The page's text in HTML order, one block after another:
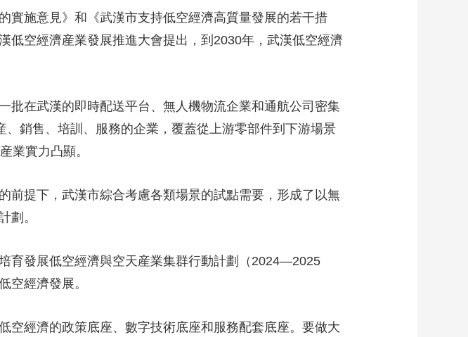
實施意見》和《武漢市支持低空經濟高質量發展的若干措
低空經濟産業發展推進大會提出，到2030年，武漢低空經濟
批在武漢的即時配送平台、無人機物流企業和通航公司密集
銷售、培訓、服務的企業，覆蓋從上游零部件到下游場景
業實力凸顯。
前提下，武漢市綜合考慮各類場景的試點需要，形成了以無
劃。
育發展低空經濟與空天産業集群行動計劃（2024—2025
空經濟發展。
空經濟的政策底座、數字技術底座和服務配套底座。要做大